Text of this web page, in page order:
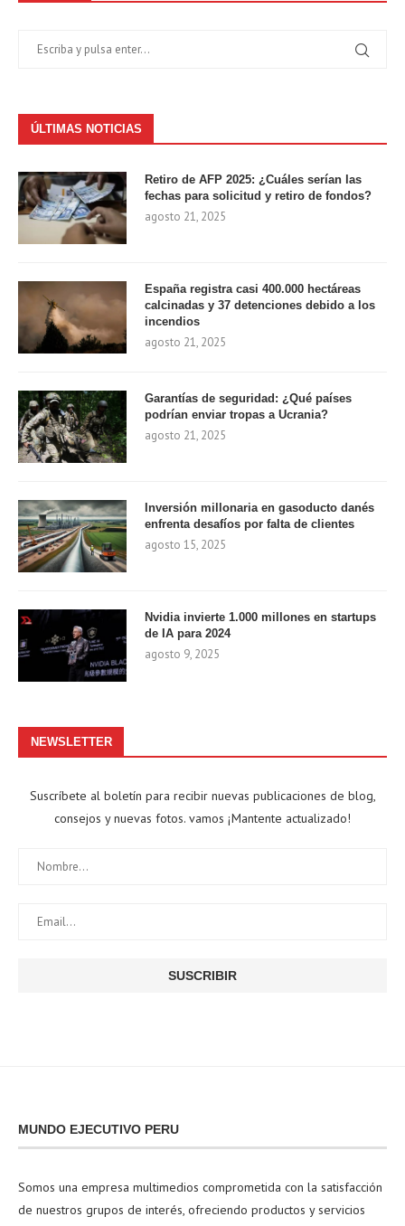
ÚLTIMAS NOTICIAS
Retiro de AFP 2025: ¿Cuáles serían las
fechas para solicitud y retiro de fondos?
agosto 21, 2025
España registra casi 400.000 hectáreas
calcinadas y 37 detenciones debido a los
incendios
agosto 21, 2025
Garantías de seguridad: ¿Qué países
podrían enviar tropas a Ucrania?
agosto 21, 2025
Inversión millonaria en gasoducto danés
enfrenta desafíos por falta de clientes
agosto 15, 2025
Nvidia invierte 1.000 millones en startups
de IA para 2024
agosto 9, 2025
NEWSLETTER
Suscríbete al boletín para recibir nuevas publicaciones de blog,
consejos y nuevas fotos. vamos ¡Mantente actualizado!
MUNDO EJECUTIVO PERU
Somos una empresa multimedios comprometida con la satisfacción
de nuestros grupos de interés, ofreciendo productos y servicios